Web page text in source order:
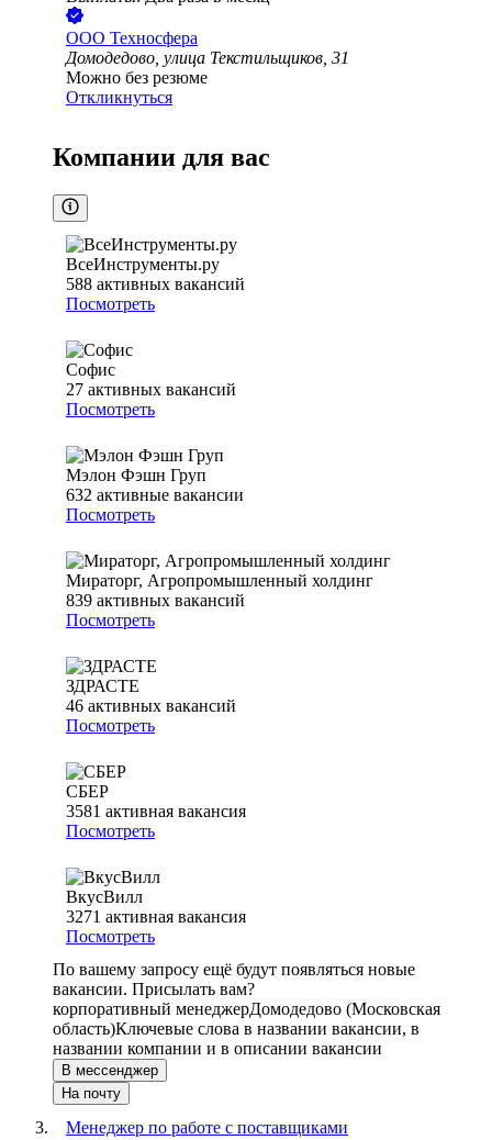
ООО Техносфера
Домодедово, улица Текстильщиков, 31
Можно без резюме
Откликнуться
Компании для вас
ВсеИнструменты.ру
588 активных вакансий
Посмотреть
Софис
27 активных вакансий
Посмотреть
Мэлон Фэшн Груп
632 активные вакансии
Посмотреть
Мираторг, Агропромышленный холдинг
839 активных вакансий
Посмотреть
ЗДРАСТЕ
46 активных вакансий
Посмотреть
СБЕР
3581 активная вакансия
Посмотреть
ВкусВилл
3271 активная вакансия
Посмотреть
По вашему запросу ещё будут появляться новые
вакансии. Присылать вам?
корпоративный менеджерДомодедово (Московская
область)Ключевые слова в названии вакансии, в
названии компании и в описании вакансии
В мессенджер
На почту
Менеджер по работе с поставщиками